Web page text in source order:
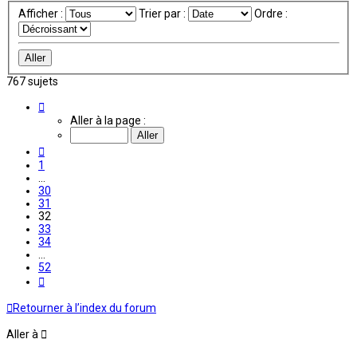
Afficher : Trier par : Ordre :
767 sujets
Aller à la page :
1
30
31
32
33
34
52
Retourner à l’index du forum
Aller à